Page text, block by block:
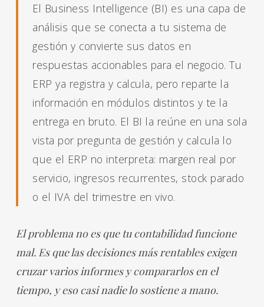
El Business Intelligence (BI) es una capa de
análisis que se conecta a tu sistema de
gestión y convierte sus datos en
respuestas accionables para el negocio. Tu
ERP ya registra y calcula, pero reparte la
información en módulos distintos y te la
entrega en bruto. El BI la reúne en una sola
vista por pregunta de gestión y calcula lo
que el ERP no interpreta: margen real por
servicio, ingresos recurrentes, stock parado
o el IVA del trimestre en vivo.
El problema no es que tu contabilidad funcione
mal. Es que las decisiones más rentables exigen
cruzar varios informes y compararlos en el
tiempo, y eso casi nadie lo sostiene a mano.